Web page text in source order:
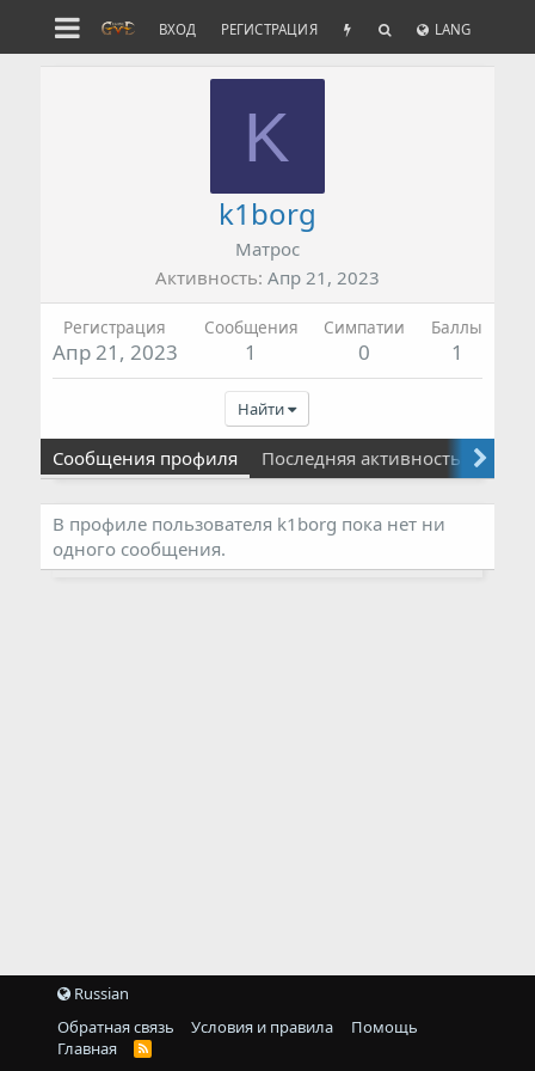
ВХОД РЕГИСТРАЦИЯ LANG
K
k1borg
Матрос
Активность Апр 21, 2023
Регистрация
Апр 21, 2023
Сообщения
1
Симпатии
0
Баллы
1
Найти
Сообщения профиля Последняя активность
В профиле пользователя k1borg пока нет ни
одного сообщения.
Russian
Обратная связь
Условия и правила
Помощь
Главная